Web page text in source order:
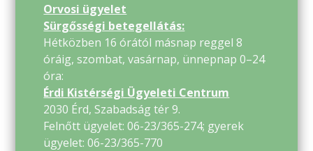
Orvosi ügyelet
Sürgősségi betegellátás:
Hétközben 16 órától másnap reggel 8
óráig, szombat, vasárnap, ünnepnap 0–24
óra:
Érdi Kistérségi Ügyeleti Centrum
2030 Érd, Szabadság tér 9.
Felnőtt ügyelet: 06-23/365-274; gyerek
ügyelet: 06-23/365-770